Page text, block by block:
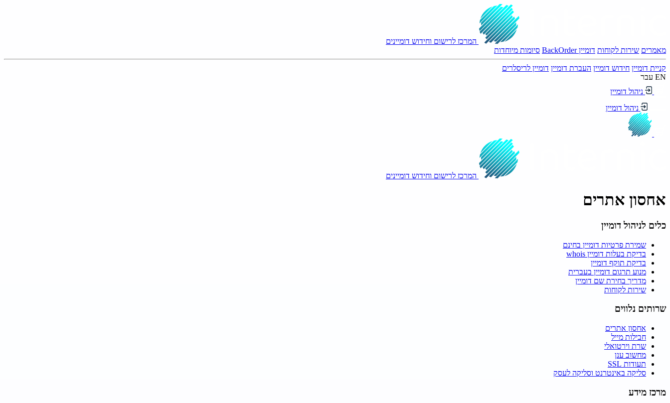
המרכז לרישום וחידוש דומיינים
מאמרים שירות לקוחות דומיין BackOrder סיומות מיוחדות
קניית דומיין חידוש דומיין העברת דומיין דומיין לריסלרים
EN עבר
ניהול דומיין
ניהול דומיין
המרכז לרישום וחידוש דומיינים
אחסון אתרים
כלים לניהול דומיין
שמירת פרטיות דומיין בחינם
בדיקת בעלות דומיין whois
בדיקת תוקף דומיין
מנוע תרגום דומיין בעברית
מדריך בחירת שם דומיין
שירות לקוחות
שרותים נלווים
אחסון אתרים
חבילות מייל
שרת וירטואלי
מחשוב ענן
תעודות SSL
סליקה באינטרנט וסליקה לעסק
מרכז מידע